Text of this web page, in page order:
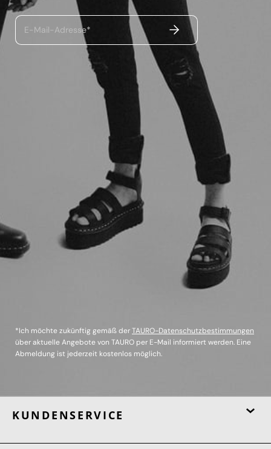
E-Mail-Adresse* ABSENDEN
*Ich möchte zukünftig gemäß derTAURO-Datenschutzbestimmungen
über aktuelle Angebote von TAURO per E-Mail informiert werden. Eine
Abmeldung ist jederzeit kostenlos möglich.
KUNDENSERVICE